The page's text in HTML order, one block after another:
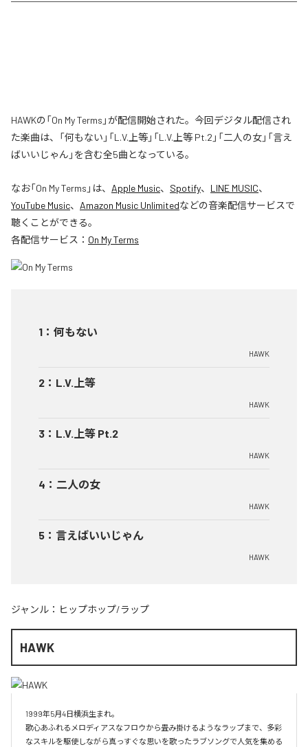
HAWKの「On My Terms」が配信開始された。今回デジタル配信され
た楽曲は、「何もない」「L.V.上等」「L.V.上等 Pt.2」「二人の女」「言え
ばいいじゃん」を含む全5曲となっている。
なお「On My Terms 」は、 Apple Music、 Spotify、 LINE MUSIC、
YouTube Music、 Amazon Music Unlimitedなどの音楽配信サービスで
聴くことができる。
各配信サービス： On My Terms
1 ： 何もない
HAWK
2 ： L.V.上等
HAWK
3 ： L.V.上等 Pt.2
HAWK
4 ： 二人の女
HAWK
5 ： 言えばいいじゃん
HAWK
ジャンル： ヒップホップ/ラップ
HAWK
1999年5月4日横浜生まれ。
歌心あふれるメロディアスなフロウから畳み掛けるようなラップまで、多彩
なスキルを駆使しながら真っすぐな思いを歌ったラブソングで人気を集める